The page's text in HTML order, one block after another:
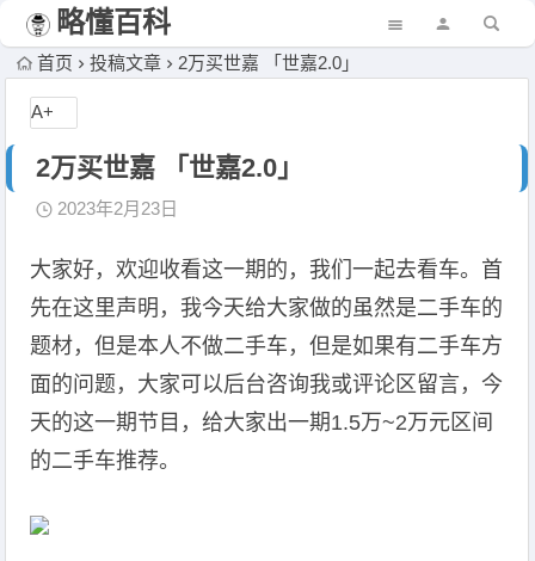
略懂百科
首页 投稿文章 2万买世嘉 「世嘉2.0」
2万买世嘉 「世嘉2.0」
2023年2月23日
大家好，欢迎收看这一期的，我们一起去看车。首
先在这里声明，我今天给大家做的虽然是二手车的
题材，但是本人不做二手车，但是如果有二手车方
面的问题，大家可以后台咨询我或评论区留言，今
天的这一期节目，给大家出一期1.5万~2万元区间
的二手车推荐。
A+